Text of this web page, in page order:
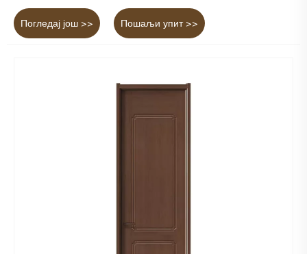
Погледај још >> Пошаљи упит >>